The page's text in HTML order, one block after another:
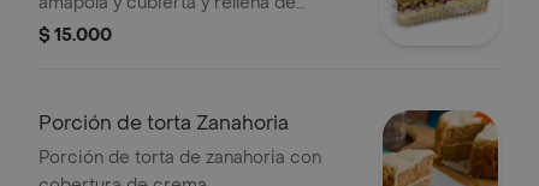
mantequilla dulce y salsa de mora.
$ 15.000
Porción de torta Zanahoria
Porción de torta de zanahoria con